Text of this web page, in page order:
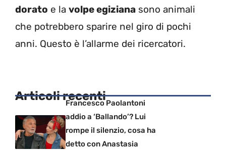
dorato e la volpe egiziana sono animali
che potrebbero sparire nel giro di pochi
anni. Questo è l’allarme dei ricercatori.
Articoli recentiFrancesco Paolantoni
addio a ‘Ballando’? Lui
rompe il silenzio, cosa ha
detto con Anastasia